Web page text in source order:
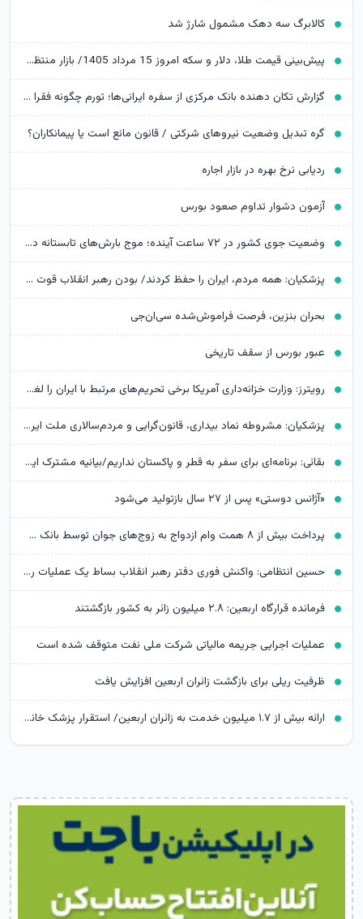
کالابرگ سه دهک مشمول شارژ شد
پیش‌بینی قیمت طلا، دلار و سکه امروز 15 مرداد 1405/ بازار منتظر مذاکرات تنگه هرمز
گزارش تکان‌ دهنده بانک مرکزی از سفره ایرانی‌ها؛ تورم چگونه فقرا را فقیرتر کرد؟
گره تبدیل وضعیت نیروهای شرکتی / قانون مانع است یا پیمانکاران؟
ردیابی نرخ بهره در بازار اجاره
آزمون دشوار تداوم صعود بورس
وضعیت جوی کشور در ۷۲ ساعت آینده؛ موج بارش‌های تابستانه در راه ۱۱ استان
پزشکیان: همه مردم، ایران را حفظ کردند/ بودن رهبر انقلاب قوت قلب بالایی برای ماست
بحران بنزین، فرصت فراموش‌شده سی‌ان‌جی
عبور بورس از سقف تاریخی
رویترز: وزارت خزانه‌داری آمریکا برخی تحریم‌های مرتبط با ایران را لغو کرد
پزشکیان: مشروطه نماد بیداری، قانون‌گرایی و مردم‌سالاری ملت ایران است
بقائی: برنامه‌ای برای سفر به قطر و پاکستان نداریم/بیانیه مشترک ایران و عمان در مرحله تدوین
«آژانس دوستی» پس از ۲۷ سال بازتولید می‌شود
پرداخت بیش از ۸ همت وام ازدواج به زوج‌های جوان توسط بانک ملی ایران
حسین انتظامی: واکنش فوری دفتر رهبر انقلاب بساط یک عملیات را جمع کرد
فرمانده قرارگاه اربعین: ۲.۸ میلیون زائر به کشور بازگشتند
عملیات اجرایی جریمه مالیاتی شرکت ملی نفت متوقف شده است
ظرفیت ریلی برای بازگشت زائران اربعین افزایش یافت
ارائه بیش از ۱.۷ میلیون خدمت به زائران اربعین/ استقرار پزشک خانواده در ۶۴ شهرستان